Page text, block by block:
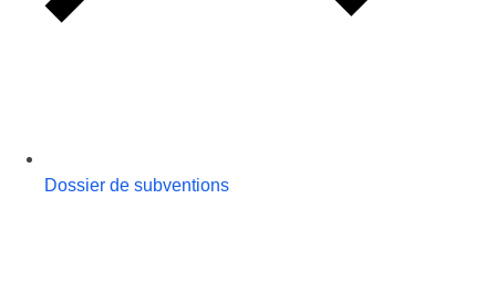
Dossier de subventions